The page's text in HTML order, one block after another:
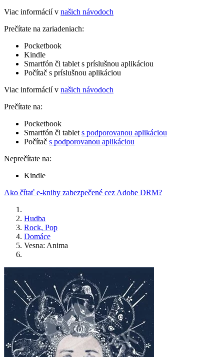
Viac informácií v našich návodoch
Prečítate na zariadeniach:
Pocketbook
Kindle
Smartfón či tablet s príslušnou aplikáciou
Počítač s príslušnou aplikáciou
Viac informácií v našich návodoch
Prečítate na:
Pocketbook
Smartfón či tablet s podporovanou aplikáciou
Počítač s podporovanou aplikáciou
Neprečítate na:
Kindle
Ako čítať e-knihy zabezpečené cez Adobe DRM?
Hudba
Rock, Pop
Domáce
Vesna: Anima